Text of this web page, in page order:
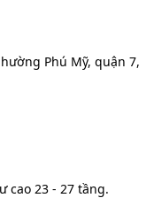
Phú Mỹ, quận 7,
cao 23 - 27 tầng.